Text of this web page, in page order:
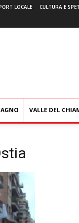
LOCALE CULTURA E
VALLE DEL